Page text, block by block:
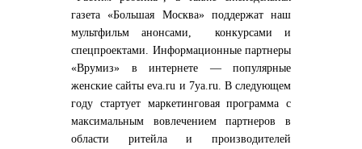
газета «Большая Москва» поддержат наш
мультфильм анонсами, конкурсами и
спецпроектами. Информационные партнеры
«Врумиз» в интернете — популярные
женские сайты eva.ru и 7ya.ru. В следующем
году стартует маркетинговая программа с
максимальным вовлечением партнеров в
области ритейла и производителей